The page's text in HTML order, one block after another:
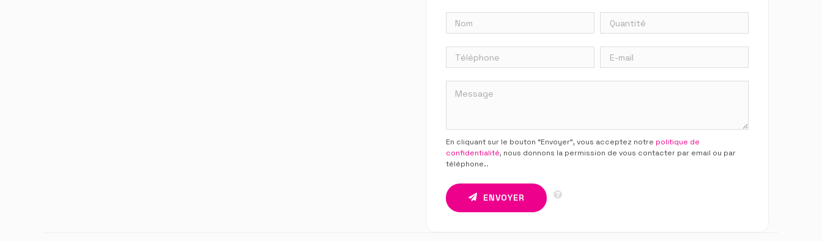
En cliquant sur le bouton “Envoyer”, vous acceptez notre politique de
confidentialité, nous donnons la permission de vous contacter par email ou par
téléphone..
ENVOYER